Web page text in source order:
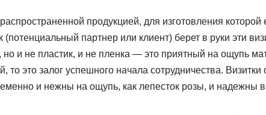
продукцией, для изготовления которой
(потенциальный партнер или клиент) берет в руки эти
но и не пластик, и не пленка — это приятный на ощупь
то это залог успешного начала сотрудничества.
и нежны на ощупь, как лепесток розы, и надежны в